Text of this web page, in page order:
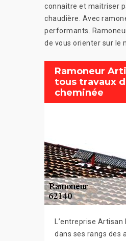
connaitre et maitriser
chaudière. Avec
performants.
de vous orienter sur le
Ramoneur
tous travaux
cheminée
L’entreprise Artisan
dans ses rangs des